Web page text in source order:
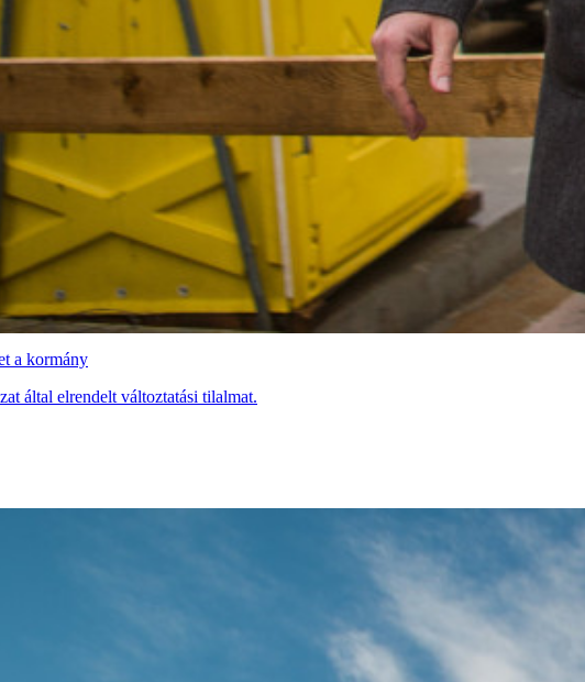
a kormány
által elrendelt változtatási tilalmat.